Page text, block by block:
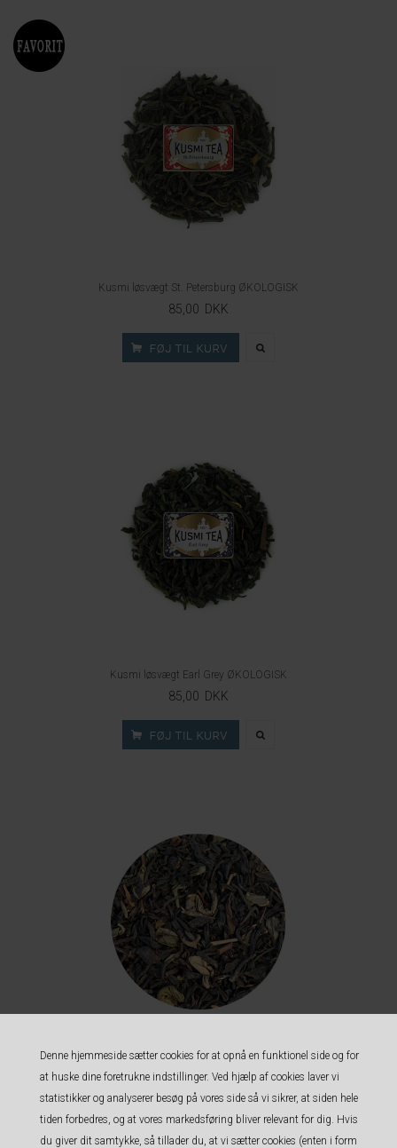
Denne hjemmeside sætter cookies for at opnå en funktionel side og for
at huske dine foretrukne indstillinger. Ved hjælp af cookies laver vi
statistikker og analyserer besøg på vores side så vi sikrer, at siden hele
tiden forbedres, og at vores markedsføring bliver relevant for dig. Hvis
du giver dit samtykke, så tillader du, at vi sætter cookies (enten i form
Kusmi løsvægt St. Petersburg ØKOLOGISK
85,00 DKK
Kusmi løsvægt Earl Grey ØKOLOGISK
85,00 DKK
Queens Blend - Earl Grey med Gunpowder
39,00 DKK